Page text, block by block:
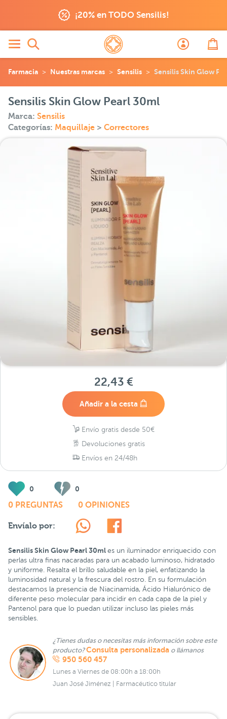
¡20% en TODO Sensilis!
Farmacia Nuestras marcas Sensilis Sensilis Skin Glow
Sensilis Skin Glow Pearl 30ml
Marca: Sensilis
Categorías: Maquillaje > Correctores
22,43 €
Añadir a la cesta
Envío gratis desde 50€
Devoluciones gratis
Envíos en 24/48h
0 0
0 PREGUNTAS 0 OPINIONES
Envíalo por:
Sensilis Skin Glow Pearl 30ml es un iluminador enriquecido con
perlas ultra finas nacaradas para un acabado luminoso, hidratado
y uniforme. Resalta el brillo saludable en la piel, enfatizando la
luminosidad natural y la frescura del rostro. En su formulación
destacamos la presencia de Niacinamida, Ácido Hialurónico de
diferente peso molecular para incidir en cada capa de la piel y
Pantenol para que lo puedan utilizar incluso las pieles más
sensibles.
¿Tienes dudas o necesitas más información sobre este
producto?Consulta personalizada o llámanos
950 560 457
Lunes a Viernes de 08:00h a 18:00h
Juan José Jiménez | Farmacéutico titular